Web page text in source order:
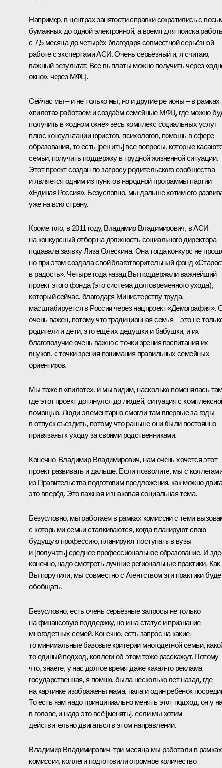
Например, в центрах занятости справки сократились с
бумажных до одной электронной, а время для поиска
с 7,5 месяца до четырёх благодаря совместной серьёзной
работе с экспертами АСИ. Очень серьёзный и, я считаю,
важный результат. Все выплаты можно получить через
окно», через МФЦ.
Сейчас мы – и не только мы, но и другие регионы – в рамках
«пилота» работаем и создаём семейные МФЦ, где можно
получить в «одном окне» весь комплекс социальных услуг
плюс консультации юристов, психологов, помощь в сфере
образования, то есть [решить] все вопросы, которые
семьи, получить поддержку в трудной жизненной ситуации.
Этот проект создан по запросу родительского сообщества
и является одним из пунктов народной программы партии
«Единая Россия». Безусловно, мы дальше хотим его
уже на всю страну.
Кроме того, в 2011 году, Владимир Владимирович, в АСИ
на конкурсный отбор на должность социального директора
подавала заявку Лиза Олескина. Она тогда конкурс не
но при этом создала свой благотворительный фонд
в радость». Четыре года назад Вы поддержали важнейший
проект этого фонда (это система долговременного ухода),
который сейчас, благодаря Министерству труда,
масштабируется в России через нацпроект «Демография».
очень важен, потому что традиционная семья – это не
родители и дети, это ещё их дедушки и бабушки, и их
благополучие очень важно с точки зрения воспитания их
внуков, с точки зрения понимания правильных семейных
ориентиров.
Мы тоже в «пилоте», и мы видим, насколько поменялась
где этот проект дотянулся до людей, ситуация с
помощью. Люди элементарно смогли там впервые за годы
в отпуск съездить, потому что раньше они были постоянно
привязаны к уходу за своими родственниками.
Конечно, Владимир Владимирович, нам очень хочется этот
проект развивать и дальше. Если позволите, мы с
из Правительства подготовим предложения, как можно
это вперёд. Это важная и знаковая социальная тема.
Безусловно, мы работаем в рамках комиссии с теми
с которыми семьи сталкиваются, когда планируют свою
будущую профессию, планируют поступать в вузы
и [получать] среднее профессиональное образование. И
конечно, надо смотреть лучшие региональные практики. Как
Вы поручили, мы совместно с Агентством эти практики
обобщать.
Безусловно, есть очень серьёзные запросы не только
на финансовую поддержку, но и на статус и признание
многодетных семей. Конечно, есть запрос на какие-
то минимальные базовые критерии многодетной семьи,
то единый подход, коллеги об этом тоже расскажут. Потому
что, знаете, у нас долгое время даже какая-то реклама
государственная, я помню, была несколько лет назад, где
на картинке изображены мама, папа и один ребёнок
То есть нам надо принципиально менять этот подход, он у
в голове, и надо это всё [менять], если мы хотим
действительно двигаться в этом направлении.
Владимир Владимирович, три месяца мы работали в рамках
комиссии, коллеги подготовили огромное количество